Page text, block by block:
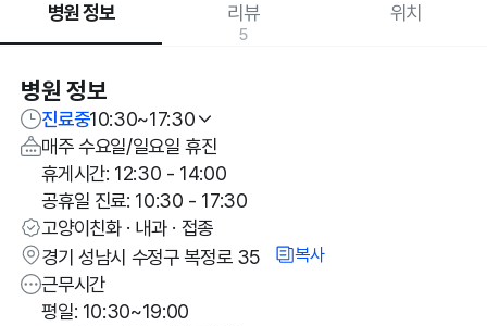
병원 정보 리뷰
5
위치
병원 정보
진료중10:30~17:30
매주 수요일/일요일 휴진
휴게시간: 12:30 - 14:00
공휴일 진료: 10:30 - 17:30
고양이친화 · 내과 · 접종
경기 성남시 수정구 복정로 35
복사
근무시간
평일: 10:30~19:00